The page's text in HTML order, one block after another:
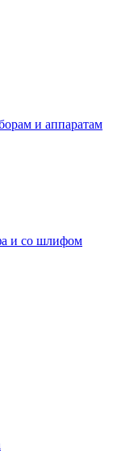
и аппаратам
и со шлифом